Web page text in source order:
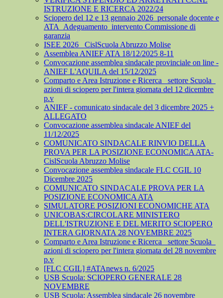
ISTRUZIONE E RICERCA 2022/24
Sciopero del 12 e 13 gennaio 2026_personale docente e
ATA_Adeguamento_intervento Commissione di
garanzia
ISEE 2026_ CislScuola Abruzzo Molise
Assemblea ANIEF ATA 18/12/2025 8-11
Convocazione assemblea sindacale provinciale on line -
ANIEF L'AQUILA del 15/12/2025
Comparto e Area Istruzione e Ricerca_ settore Scuola_
azioni di sciopero per l'intera giornata del 12 dicembre
p.v
ANIEF - comunicato sindacale del 3 dicembre 2025 +
ALLEGATO
Convocazione assemblea sindacale ANIEF del
11/12/2025
COMUNICATO SINDACALE RINVIO DELLA
PROVA PER LA POSIZIONE ECONOMICA ATA-
CislScuola Abruzzo Molise
Convocazione assemblea sindacale FLC CGIL 10
Dicembre 2025
COMUNICATO SINDACALE PROVA PER LA
POSIZIONE ECONOMICA ATA
SIMULATORE POSIZIONI ECONOMICHE ATA
UNICOBAS:CIRCOLARE MINISTERO
DELL'ISTRUZIONE E DEL MERITO SCIOPERO
INTERA GIORNATA 28 NOVEMBRE 2025
Comparto e Area Istruzione e Ricerca_ settore Scuola_
azioni di sciopero per l'intera giornata del 28 novembre
p.v
[FLC CGIL] #ATAnews n. 6/2025
USB Scuola: SCIOPERO GENERALE 28
NOVEMBRE
USB Scuola: Assemblea sindacale 26 novembre